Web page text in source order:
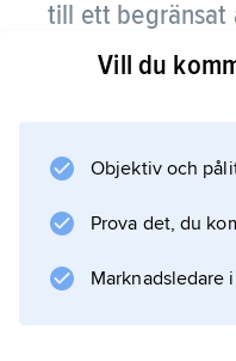
till ett begränsat
återförsäljare
kriterier i fråga
Selektiv försäljning
märkesvaror och
tillåten.
Vill du
Objektiv och
Prova det, du
Marknadsledare